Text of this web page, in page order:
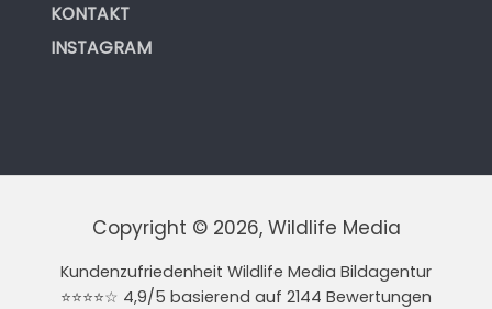
KONTAKT
INSTAGRAM
Copyright © 2026, Wildlife Media
Kundenzufriedenheit Wildlife Media Bildagentur
⭐⭐⭐⭐☆ 4,9/5 basierend auf 2144 Bewertungen